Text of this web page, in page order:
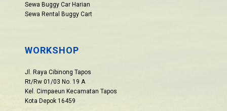
Sewa Buggy Car Harian
Sewa Rental Buggy Cart
WORKSHOP
Jl. Raya Cibinong Tapos
Rt/Rw 01/03 No. 19 A
Kel. Cimpaeun Kecamatan Tapos
Kota Depok 16459